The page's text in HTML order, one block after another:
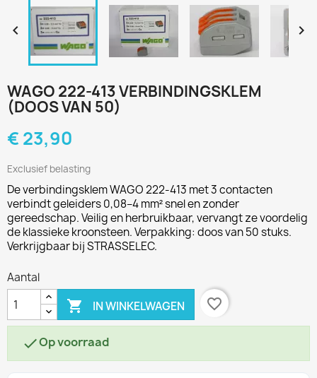
 
WAGO 222-413 VERBINDINGSKLEM
(DOOS VAN 50)
€ 23,90
Exclusief belasting
De verbindingsklem WAGO 222-413 met 3 contacten
verbindt geleiders 0,08–4 mm² snel en zonder
gereedschap. Veilig en herbruikbaar, vervangt ze voordelig
de klassieke kroonsteen. Verpakking: doos van 50 stuks.
Verkrijgbaar bij STRASSELEC.
Aantal
 IN WINKELWAGEN favorite_border
Op voorraad